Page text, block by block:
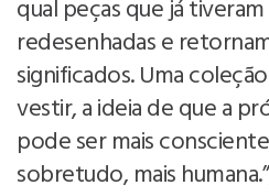
qual peças que já
redesenhadas e
significados. Uma
vestir, a ideia de que a
pode ser mais
sobretudo, mais